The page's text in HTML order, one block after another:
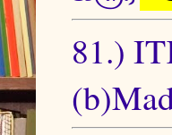
81.)